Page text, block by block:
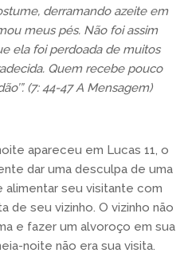
derramando azeite em
meus pés. Não foi assim
ela foi perdoada de muitos
Quem recebe pouco
(7: 44-47 A Mensagem)
apareceu em Lucas 11, o
dar uma desculpa de uma
alimentar seu visitante com
de seu vizinho. O vizinho não
e fazer um alvoroço em sua
noite não era sua visita.